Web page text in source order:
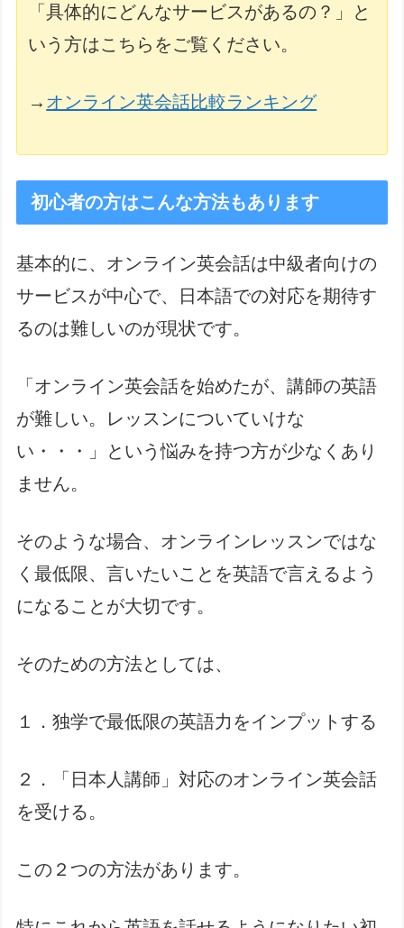
「具体的にどんなサービスがあるの？」と
いう方はこちらをご覧ください。
→ オンライン英会話比較ランキング
初心者の方はこんな方法もあります
基本的に、オンライン英会話は中級者向けの
サービスが中心で、日本語での対応を期待す
るのは難しいのが現状です。
「オンライン英会話を始めたが、講師の英語
が難しい。レッスンについていけな
い・・・」という悩みを持つ方が少なくあり
ません。
そのような場合、オンラインレッスンではな
く最低限、言いたいことを英語で言えるよう
になることが大切です。
そのための方法としては、
１．独学で最低限の英語力をインプットする
２．「日本人講師」対応のオンライン英会話
を受ける。
この２つの方法があります。